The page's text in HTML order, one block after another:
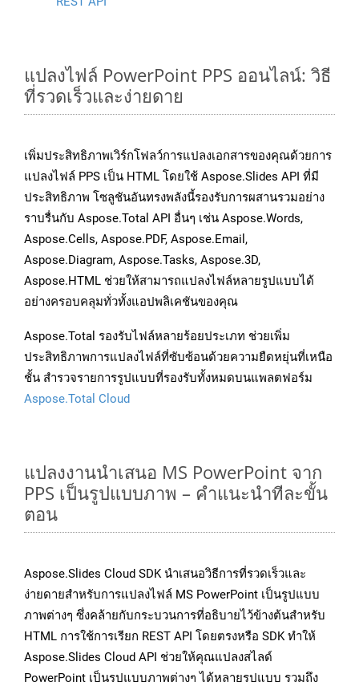
แปลงไฟล์ PowerPoint PPS ออนไลน์: วิธี
ที่รวดเร็วและง่ายดาย
เพิ่มประสิทธิภาพเวิร์กโฟลว์การแปลงเอกสารของคุณด้วยการ
แปลงไฟล์ PPS เป็น HTML โดยใช้ Aspose.Slides API ที่มี
ประสิทธิภาพ โซลูชันอันทรงพลังนี้รองรับการผสานรวมอย่าง
ราบรื่นกับ Aspose.Total API อื่นๆ เช่น Aspose.Words,
Aspose.Cells, Aspose.PDF, Aspose.Email,
Aspose.Diagram, Aspose.Tasks, Aspose.3D,
Aspose.HTML ช่วยให้สามารถแปลงไฟล์หลายรูปแบบได้
อย่างครอบคลุมทั่วทั้งแอปพลิเคชันของคุณ
Aspose.Total รองรับไฟล์หลายร้อยประเภท ช่วยเพิ่ม
ประสิทธิภาพการแปลงไฟล์ที่ซับซ้อนด้วยความยืดหยุ่นที่เหนือ
ชั้น สำรวจรายการรูปแบบที่รองรับทั้งหมดบนแพลตฟอร์ม
Aspose.Total Cloud
แปลงงานนำเสนอ MS PowerPoint จาก
PPS เป็นรูปแบบภาพ – คำแนะนำทีละขั้น
ตอน
Aspose.Slides Cloud SDK นำเสนอวิธีการที่รวดเร็วและ
ง่ายดายสำหรับการแปลงไฟล์ MS PowerPoint เป็นรูปแบบ
ภาพต่างๆ ซึ่งคล้ายกับกระบวนการที่อธิบายไว้ข้างต้นสำหรับ
HTML การใช้การเรียก REST API โดยตรงหรือ SDK ทำให้
Aspose.Slides Cloud API ช่วยให้คุณแปลงสไลด์
PowerPoint เป็นรูปแบบภาพต่างๆ ได้หลายรูปแบบ รวมถึง